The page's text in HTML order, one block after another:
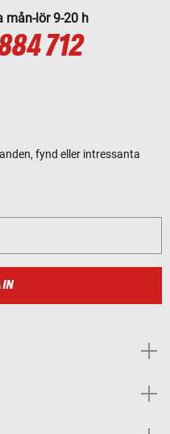
mån-lör 9-20 h
712
fynd eller intressanta
IN